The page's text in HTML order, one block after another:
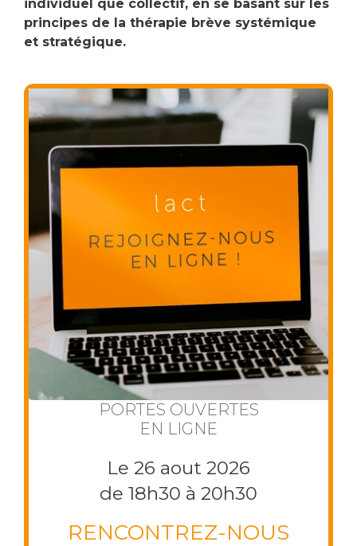
individuel que collectif, en se basant sur les
principes de la thérapie brève systémique
et stratégique.
PORTES OUVERTES
EN LIGNE
Le 26 aout 2026
de 18h30 à 20h30
RENCONTREZ-NOUS